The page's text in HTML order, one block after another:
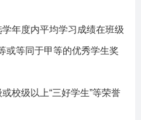
年度内平均学习成绩在班级
或等同于甲等的优秀学生奖
或校级以上“三好学生”等荣誉